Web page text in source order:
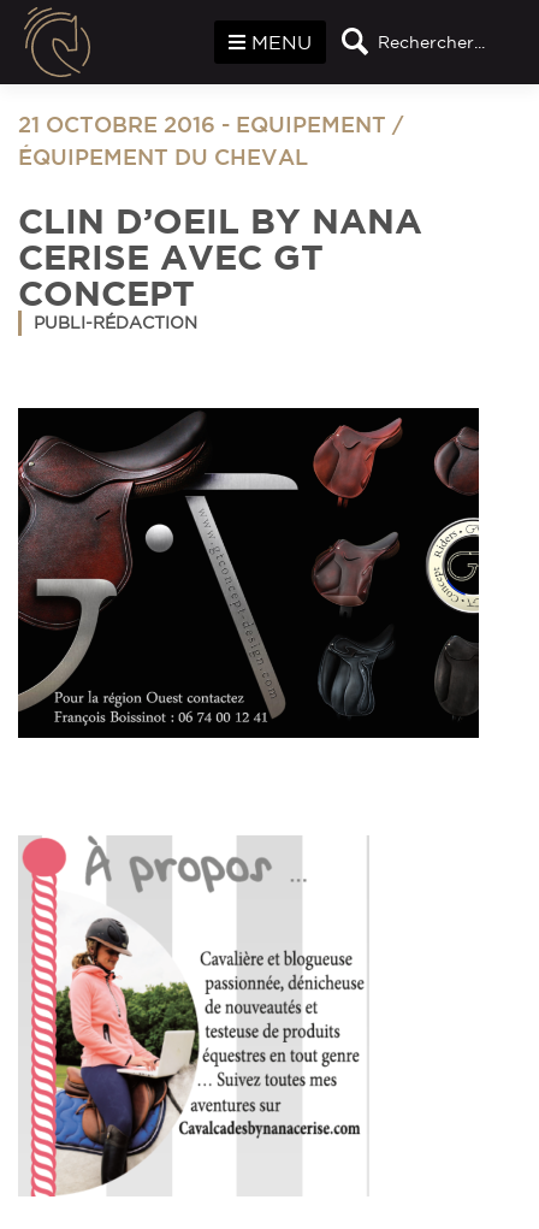
Rechercher...
MENU
21 OCTOBRE 2016 - EQUIPEMENT /
ÉQUIPEMENT DU CHEVAL
CLIN D’OEIL BY NANA
CERISE AVEC GT
CONCEPT
PUBLI-RÉDACTION
Panneau de gestion des cookies